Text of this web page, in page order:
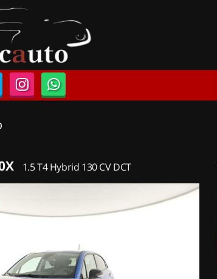
1.5 T4 Hybrid 130 CV DCT